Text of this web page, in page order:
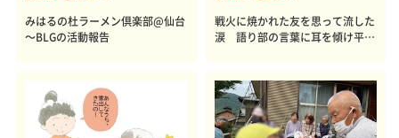
みはるの杜ラーメン倶楽部@仙台
～BLGの活動報告
戦火に焼かれた友を思って流した
涙 語り部の言葉に耳を傾け平和